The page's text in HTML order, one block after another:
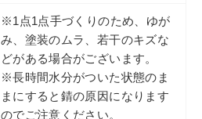
※1点1点手づくりのため、ゆが
み、塗装のムラ、若干のキズな
どがある場合がございます。
※長時間水分がついた状態のま
まにすると錆の原因になります
のでご注意ください。